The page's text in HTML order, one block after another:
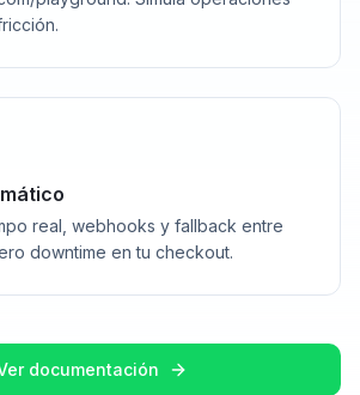
real, webhooks y fallback entre
downtime en tu checkout.
documentación